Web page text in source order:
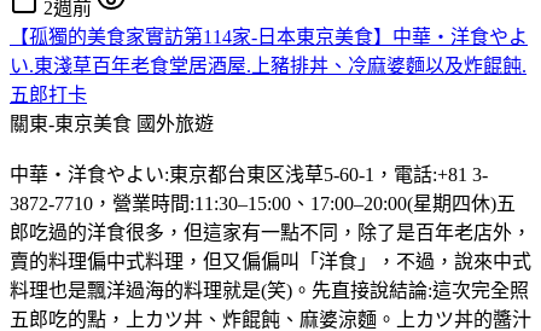
2週前
【孤獨的美食家實訪第114家-日本東京美食】中華・洋食やよ
い.東淺草百年老食堂居酒屋.上豬排丼、冷麻婆麵以及炸餛飩.
五郎打卡
關東-東京美食 國外旅遊
中華・洋食やよい:東京都台東区浅草5-60-1，電話:+81 3-
3872-7710，營業時間:11:30–15:00、17:00–20:00(星期四休)五
郎吃過的洋食很多，但這家有一點不同，除了是百年老店外，
賣的料理偏中式料理，但又偏偏叫「洋食」，不過，說來中式
料理也是飄洋過海的料理就是(笑)。先直接說結論:這次完全照
五郎吃的點，上カツ丼、炸餛飩、麻婆涼麵。上カツ丼的醬汁